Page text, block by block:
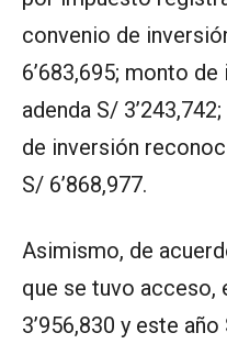
convenio de
6’683,695; monto
adenda S/
de inversión
S/ 6’868,977.
Asimismo, de
que se tuvo acceso,
3’956,830 y este año